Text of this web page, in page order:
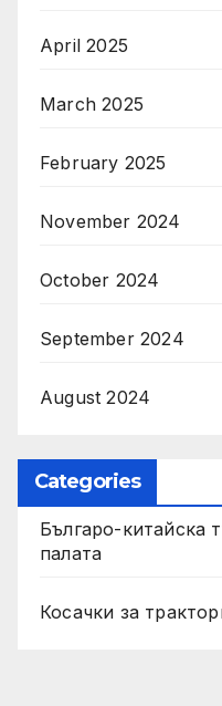
April 2025
March 2025
February 2025
November 2024
October 2024
September 2024
August 2024
Categories
Българо-китайска
палата
Косачки за